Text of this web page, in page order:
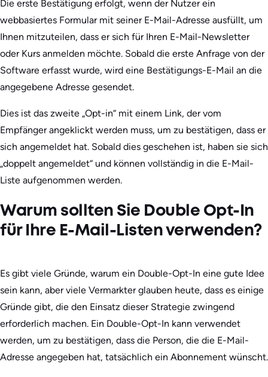
Die erste Bestätigung erfolgt, wenn der Nutzer ein
webbasiertes Formular mit seiner E-Mail-Adresse ausfüllt, um
Ihnen mitzuteilen, dass er sich für Ihren E-Mail-Newsletter
oder Kurs anmelden möchte. Sobald die erste Anfrage von der
Software erfasst wurde, wird eine Bestätigungs-E-Mail an die
angegebene Adresse gesendet.
Dies ist das zweite „Opt-in“ mit einem Link, der vom
Empfänger angeklickt werden muss, um zu bestätigen, dass er
sich angemeldet hat. Sobald dies geschehen ist, haben sie sich
„doppelt angemeldet“ und können vollständig in die E-Mail-
Liste aufgenommen werden.
Warum sollten Sie Double Opt-In
für Ihre E-Mail-Listen verwenden?
Es gibt viele Gründe, warum ein Double-Opt-In eine gute Idee
sein kann, aber viele Vermarkter glauben heute, dass es einige
Gründe gibt, die den Einsatz dieser Strategie zwingend
erforderlich machen. Ein Double-Opt-In kann verwendet
werden, um zu bestätigen, dass die Person, die die E-Mail-
Adresse angegeben hat, tatsächlich ein Abonnement wünscht.